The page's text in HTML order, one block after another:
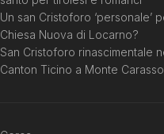
Un san Cristoforo ‘personale’
Chiesa Nuova di Locarno?
San Cristoforo rinascimentale
Canton Ticino a Monte Carasso